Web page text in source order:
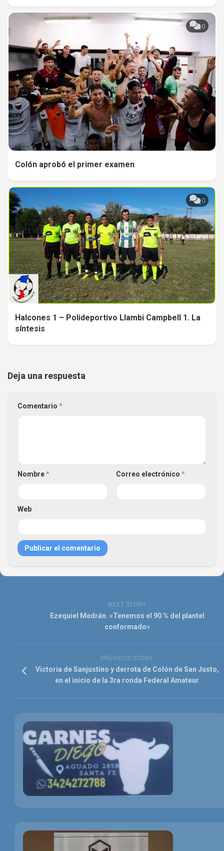
0
Colón aprobó el primer examen
0
Halcones 1 – Polideportivo Llambi Campbell 1. La
síntesis
Deja una respuesta
Comentario *
Nombre* Correo electrónico *
Web
NEXT STORY
Ezequiel Medrán. «Tenemos el 90 % del plantel
conformado»
PREVIOUS STORY
Victoria de Sanjustino y derrota de Colón de San Justo,
en el inicio de la 3ra ronda Federal Amateur